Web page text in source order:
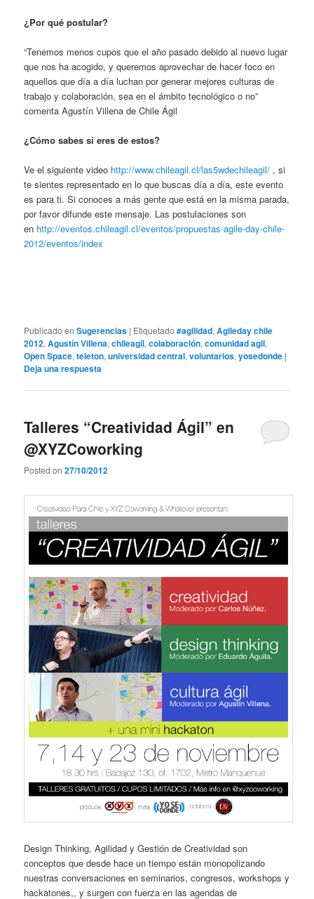
¿Por qué postular?
“Tenemos menos cupos que el año pasado debido al nuevo lugar
que nos ha acogido, y queremos aprovechar de hacer foco en
aquellos que día a día luchan por generar mejores culturas de
trabajo y colaboración, sea en el ámbito tecnológico o no”
comenta Agustín Villena de Chile Ágil
¿Cómo sabes si eres de estos?
Ve el siguiente video http://www.chileagil.cl/las5wdechileagil/ , si
te sientes representado en lo que buscas día a día, este evento
es para ti. Si conoces a más gente que está en la misma parada,
por favor difunde este mensaje. Las postulaciones son
en http://eventos.chileagil.cl/eventos/propuestas-agile-day-chile-
2012/eventos/index
Publicado en Sugerencias | Etiquetado #agilidad,Agileday chile
2012,Agustín Villena,chileagil,colaboración,comunidad agil,
Open Space,teleton,universidad central,voluntarios,yosedonde |
Deja una respuesta
Talleres “Creatividad Ágil” en
@XYZCoworking
Posted on27/10/2012
Design Thinking, Agilidad y Gestión de Creatividad son
conceptos que desde hace un tiempo están monopolizando
nuestras conversaciones en seminarios, congresos, workshops y
hackatones,, y surgen con fuerza en las agendas de